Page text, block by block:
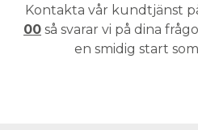
Kontakta vår kundtjänst
00 så svarar vi på dina
en smidig start